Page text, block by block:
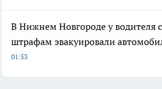
В Нижнем Новгороде у водителя
штрафам эвакуировали
01:53